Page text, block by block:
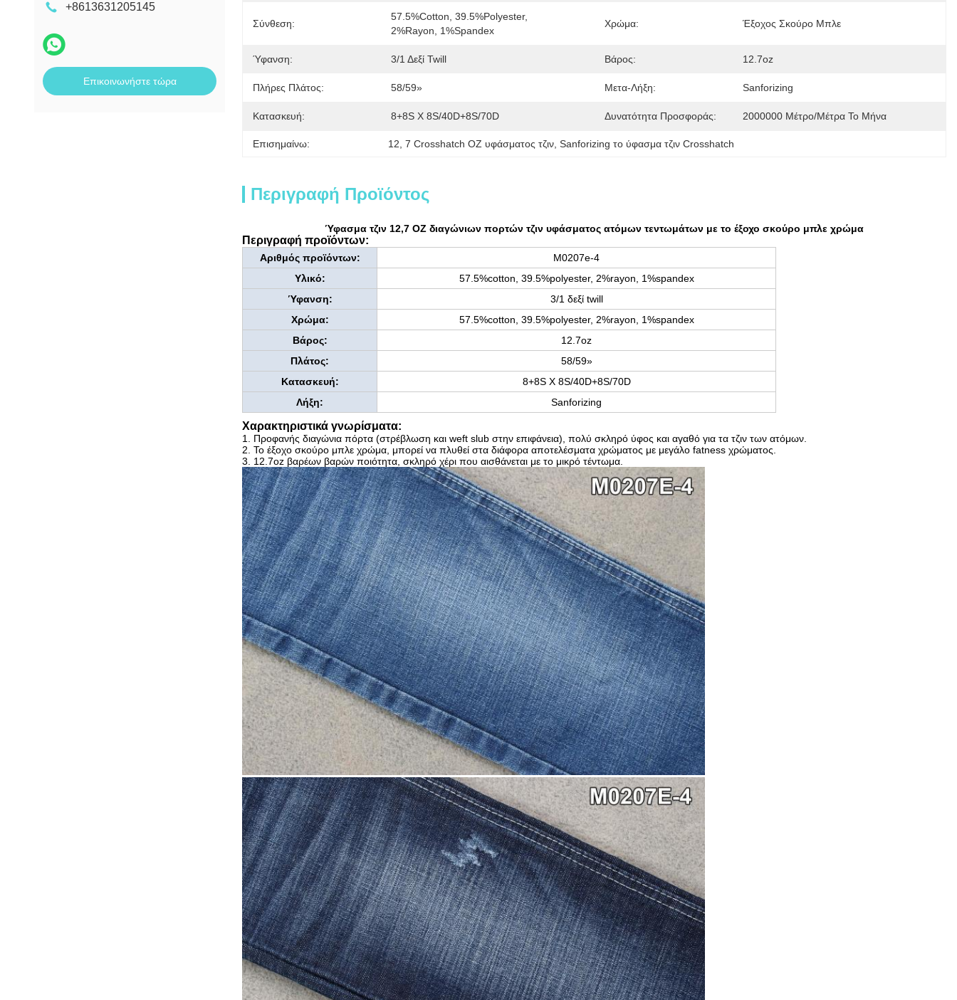
+8613631205145
Επικοινωνήστε τώρα
Σύνθεση:
57.5%cotton, 39.5%polyester,
2%rayon, 1%spandex
Χρώμα: Έξοχος Σκούρο Μπλε
Ύφανση: 3/1 Δεξί Twill Βάρος: 12.7oz
Πλήρες Πλάτος: 58/59» Μετα-Λήξη: Sanforizing
Κατασκευή: 8+8S Χ 8S/40D+8S/70D Δυνατότητα Προσφοράς: 2000000 Μέτρο/μέτρα Το Μήνα
Επισημαίνω: 12 7 Crosshatch OZ υφάσματος τζιν, Sanforizing το ύφασμα τζιν Crosshatch
Περιγραφή Προϊόντος
Ύφασμα τζιν 12,7 OZ διαγώνιων πορτών τζιν υφάσματος ατόμων τεντωμάτων με το έξοχο σκούρο μπλε χρώμα
Περιγραφή προϊόντων:
Αριθμός προϊόντων:
M0207e-4
Υλικό:
57.5%cotton, 39.5%polyester, 2%rayon, 1%spandex
Ύφανση:
3/1 δεξί twill
Χρώμα:
57.5%cotton, 39.5%polyester, 2%rayon, 1%spandex
Βάρος:
12.7oz
Πλάτος:
58/59»
Κατασκευή:
8+8S Χ 8S/40D+8S/70D
Λήξη:
Sanforizing
Χαρακτηριστικά γνωρίσματα:
1. Προφανής διαγώνια πόρτα (στρέβλωση και weft slub στην επιφάνεια), πολύ σκληρό ύφος και αγαθό για τα τζιν των ατόμων.
2. Το έξοχο σκούρο μπλε χρώμα, μπορεί να πλυθεί στα διάφορα αποτελέσματα χρώματος με μεγάλο fatness χρώματος.
3. 12.7oz βαρέων βαρών ποιότητα, σκληρό χέρι που αισθάνεται με το μικρό τέντωμα.